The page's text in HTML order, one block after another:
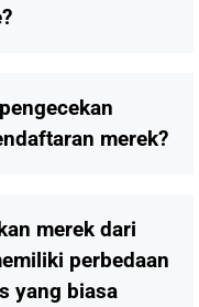
merek?
merek dari
perbedaan
yang biasa